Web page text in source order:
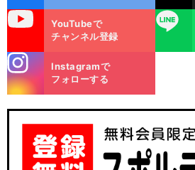
YouTubeで
チャンネル登録
LINE
m
Instagramで
フォローする